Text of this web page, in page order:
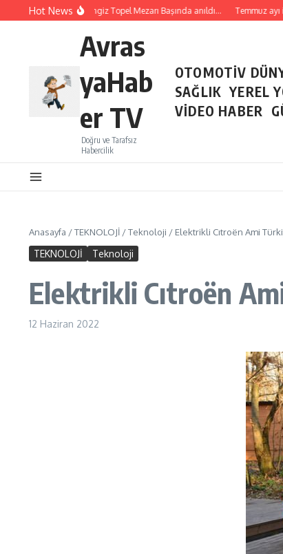
İçeriğe atlaHot News
Pilot Yüzbaşı Cengiz Topel Mezarı Başında anıldı… Temmuz ayı
Avras
yaHab
er TV
Doğru ve Tarafsız
Habercilik
OTOMOTİV
SAĞLIK YEREL
VİDEO HABER
Anasayfa /TEKNOLOJİ /Teknoloji / Elektrikli Cıtroën Ami
TEKNOLOJİ Teknoloji
Elektrikli Cıtroën
12 Haziran 2022